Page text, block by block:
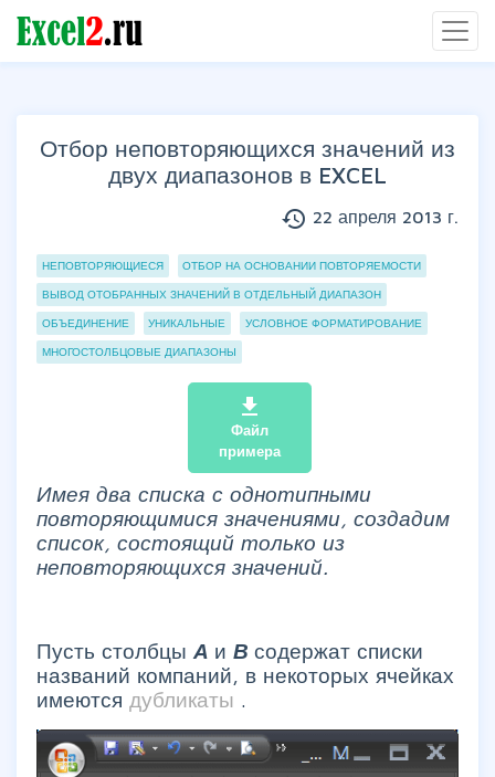
Отбор неповторяющихся значений из
двух диапазонов в EXCEL
history 22 апреля 2013 г.
Группы статей
НЕПОВТОРЯЮЩИЕСЯ ОТБОР НА ОСНОВАНИИ ПОВТОРЯЕМОСТИ
ВЫВОД ОТОБРАННЫХ ЗНАЧЕНИЙ В ОТДЕЛЬНЫЙ ДИАПАЗОН
ОБЪЕДИНЕНИЕ УНИКАЛЬНЫЕ УСЛОВНОЕ ФОРМАТИРОВАНИЕ
МНОГОСТОЛБЦОВЫЕ ДИАПАЗОНЫ
file_download
Файл
примера
Имея два списка с однотипными
повторяющимися значениями, создадим
список, состоящий только из
неповторяющихся значений.
Пусть столбцы А и В содержат списки
названий компаний, в некоторых ячейках
имеются дубликаты .